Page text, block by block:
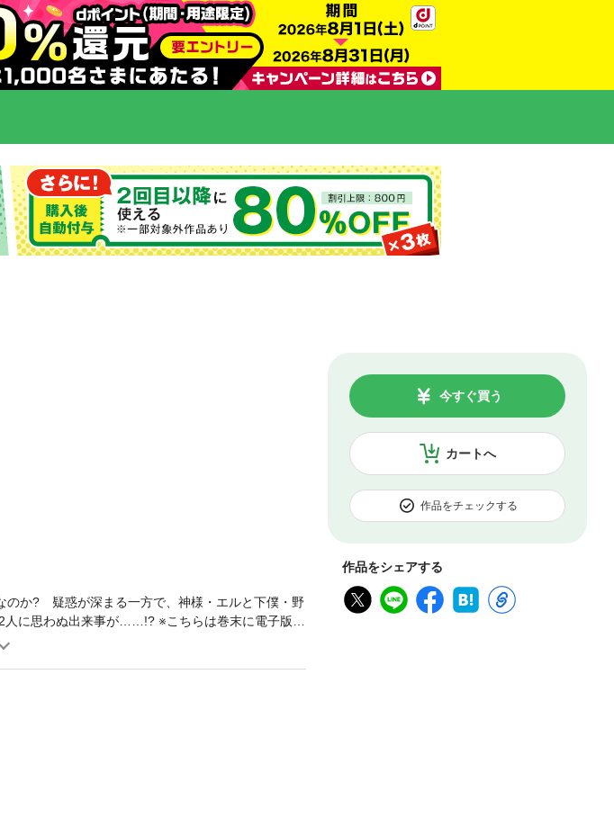
カートへ
今すぐ買う
作品をチェックする
作品をシェアする
のか? 疑惑が深まる一方で、神様・エルと下僕・野
に思わぬ出来事が……!? ※こちらは巻末に電子版の